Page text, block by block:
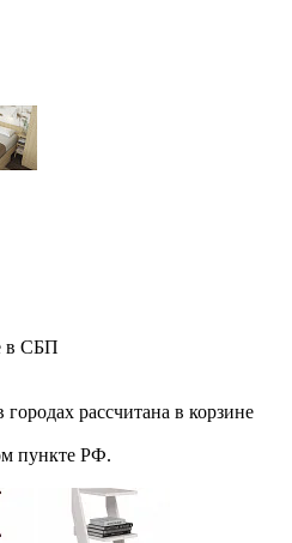
в СБП
рассчитана в корзине
пункте РФ.